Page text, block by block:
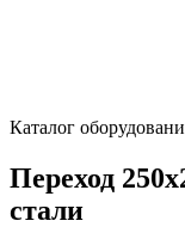
Каталог
Переход
стали